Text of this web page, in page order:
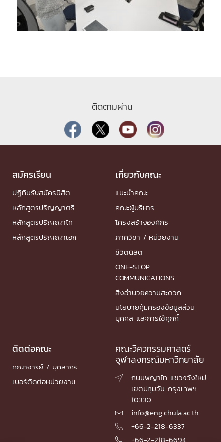
ติดตามผ่าน
สมัครเรียน
ปฏิทินรับสมัครนิสิต
หลักสูตรปริญญาตรี
หลักสูตรปริญญาโท
หลักสูตรปริญญาเอก
เกี่ยวกับคณะ
แนะนำคณะ
คณะผู้บริหาร
โครงสร้างองค์กร
ภาควิชา / หน่วยงาน
ชีวิตนิสิต
ONE-STOP
COMMUNICATIONS
สิ่งอำนวยความสะดวก
นโยบายคุ้มครองข้อมูลส่วน
บุคคล และการใช้คุกกี้
ติดต่อคณะ
คณาจารย์ / บุคลากร
เบอร์ติดต่อหน่วยงาน
คณะวิศวกรรมศาสตร์
จุฬาลงกรณ์มหาวิทยาลัย

ถนนพญาไท แขวงวังใหม่
เขตปทุมวัน กรุงเทพฯ
10330
 info@eng.chula.ac.th
 +66-2-218-6337
 +66-2-218-6694